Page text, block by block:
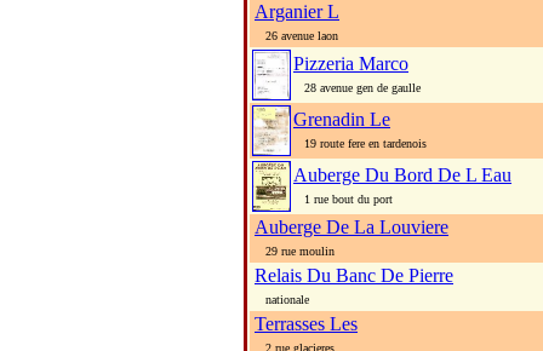
Arganier L
26 avenue laon
Pizzeria Marco
28 avenue gen de gaulle
Grenadin Le
19 route fere en tardenois
Auberge Du Bord De L Eau
1 rue bout du port
Auberge De La Louviere
29 rue moulin
Relais Du Banc De Pierre
nationale
Terrasses Les
2 rue glacieres